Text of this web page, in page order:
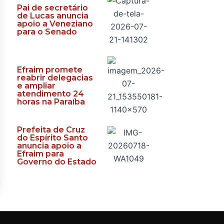
Pai de secretário
de Lucas anuncia
apoio a Veneziano
para o Senado
Efraim promete
reabrir delegacias
e ampliar
atendimento 24
horas na Paraíba
Prefeita de Cruz
do Espírito Santo
anuncia apoio a
Efraim para
Governo do Estado